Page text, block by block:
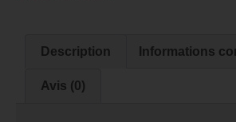
Description Informations
Avis (0)